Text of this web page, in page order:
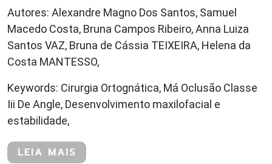
Autores: Alexandre Magno Dos Santos, Samuel
Macedo Costa, Bruna Campos Ribeiro, Anna Luiza
Santos VAZ, Bruna de Cássia TEIXEIRA, Helena da
Costa MANTESSO,
Keywords: Cirurgia Ortognática, Má Oclusão Classe
Iii De Angle, Desenvolvimento maxilofacial e
estabilidade,
LEIA MAIS